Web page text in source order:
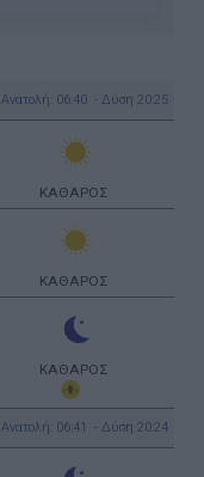
Ανατολή: 06:40 - Δύση 20:25
ΚΑΘΑΡΟΣ
ΚΑΘΑΡΟΣ
ΚΑΘΑΡΟΣ
Ανατολή: 06:41 - Δύση 20:24